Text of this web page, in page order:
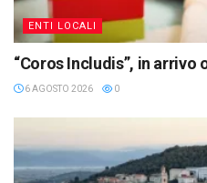
ENTI LOCALI
“Coros Includis”, in arrivo
6 AGOSTO 2026 0